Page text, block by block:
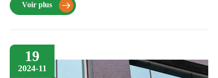
Voir plus 
19
2024-11